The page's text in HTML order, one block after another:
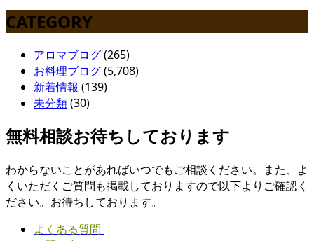
CATEGORY
アロマブログ(265)
お料理ブログ(5,708)
新着情報 (139)
未分類(30)
無料相談お待ちしております
わからないことがあればいつでもご相談ください。また、よ
くいただくご質問も掲載しておりますので以下よりご確認く
ださい。お待ちしております。
よくある質問